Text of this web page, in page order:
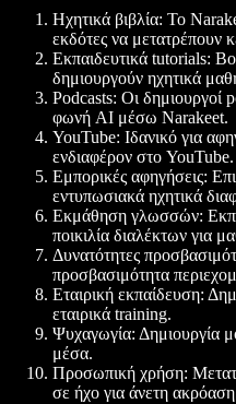
Ηχητικά βιβλία: Το
εκδότες να μετατρέπουν
Εκπαιδευτικά tutorials:
δημιουργούν ηχητικά
Podcasts: Οι δημιουργοί
φωνή AI μέσω Narakeet.
YouTube: Ιδανικό για
ενδιαφέρον στο YouTube.
Εμπορικές αφηγήσεις:
εντυπωσιακά ηχητικά
Εκμάθηση γλωσσών:
ποικιλία διαλέκτων για
Δυνατότητες
προσβασιμότητα
Εταιρική εκπαίδευση:
εταιρικά training.
Ψυχαγωγία: Δημιουργία
μέσα.
Προσωπική χρήση:
σε ήχο για άνετη